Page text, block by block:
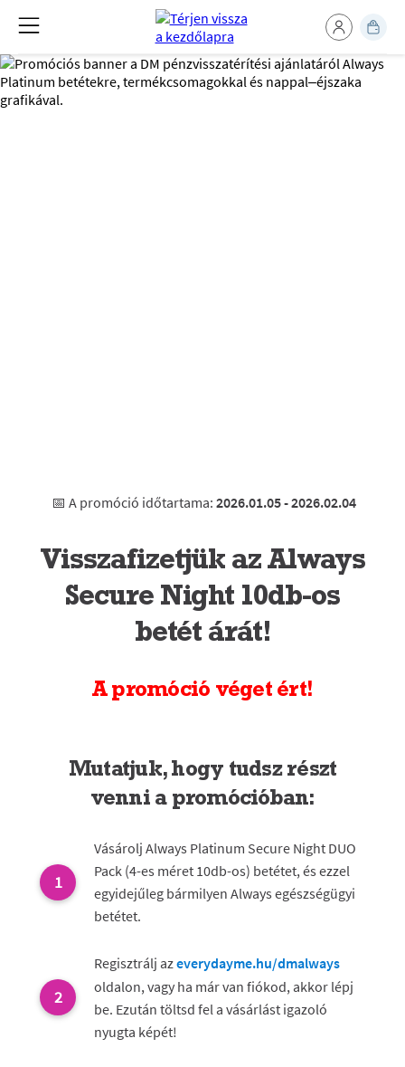
📅 A promóció időtartama: 2026.01.05 - 2026.02.04
Visszafizetjük az Always
Secure Night 10db-os
betét árát!
A promóció véget ért!
Mutatjuk, hogy tudsz részt
venni a promócióban:
Vásárolj Always Platinum Secure Night DUO
Pack (4-es méret 10db-os) betétet, és ezzel
egyidejűleg bármilyen Always egészségügyi
betétet.
Regisztrálj azeverydayme.hu/dmalways
oldalon, vagy ha már van fiókod, akkor lépj
be. Ezután töltsd fel a vásárlást igazoló
nyugta képét!